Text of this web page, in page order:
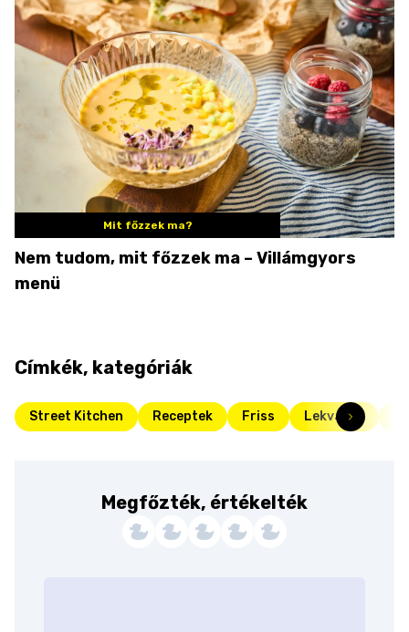
Mit főzzek ma?
Nem tudom, mit főzzek ma – Villámgyors
menü
Címkék, kategóriák
Street Kitchen Receptek Friss Lekvárok
Megfőzték, értékelték